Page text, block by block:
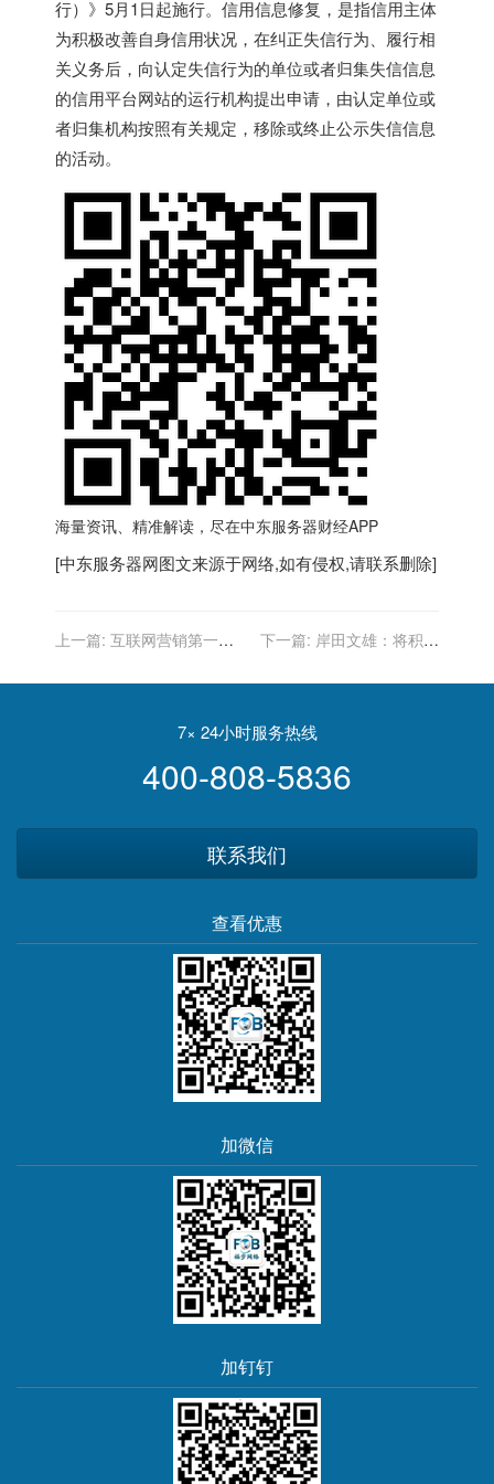
行）》5月1日起施行。信用信息修复，是指信用主体
为积极改善自身信用状况，在纠正失信行为、履行相
关义务后，向认定失信行为的单位或者归集失信信息
的信用平台网站的运行机构提出申请，由认定单位或
者归集机构按照有关规定，移除或终止公示失信信息
的活动。
海量资讯、精准解读，尽在中东服务器财经APP
[中东服务器网图文来源于网络,如有侵权,请联系删除]
上一篇: 互联网营销第一股,
略入股,股票回撤78%
下一篇: 岸田文雄：将积极
业务
7× 24小时服务热线
400-808-5836
联系我们
查看优惠
加微信
加钉钉